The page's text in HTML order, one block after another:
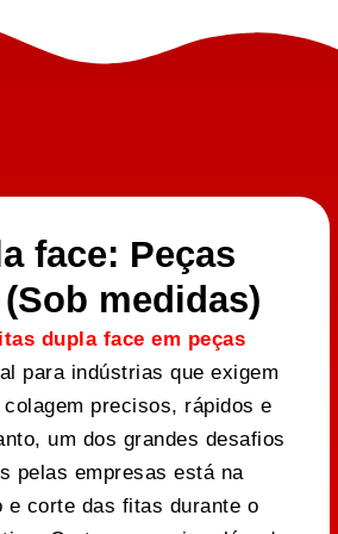
face: Peças
medidas)
dupla face em peças
para indústrias que exigem
precisos, rápidos e
um dos grandes desafios
pelas empresas está na
e corte das fitas durante o